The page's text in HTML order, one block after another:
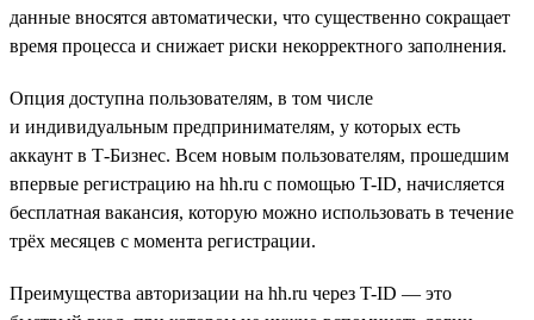
данные вносятся автоматически, что существенно сокращает
время процесса и снижает риски некорректного заполнения.
Опция доступна пользователям, в том числе
и индивидуальным предпринимателям, у которых есть
аккаунт в Т-Бизнес. Всем новым пользователям, прошедшим
впервые регистрацию на hh.ru с помощью T-ID, начисляется
бесплатная вакансия, которую можно использовать в течение
трёх месяцев с момента регистрации.
Преимущества авторизации на hh.ru через T-ID — это